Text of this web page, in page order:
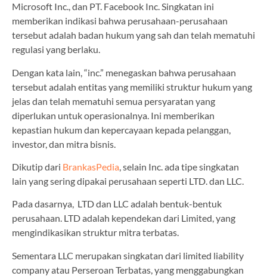
Microsoft Inc., dan PT. Facebook Inc. Singkatan ini
memberikan indikasi bahwa perusahaan-perusahaan
tersebut adalah badan hukum yang sah dan telah mematuhi
regulasi yang berlaku.
Dengan kata lain, “inc.” menegaskan bahwa perusahaan
tersebut adalah entitas yang memiliki struktur hukum yang
jelas dan telah mematuhi semua persyaratan yang
diperlukan untuk operasionalnya. Ini memberikan
kepastian hukum dan kepercayaan kepada pelanggan,
investor, dan mitra bisnis.
Dikutip dari BrankasPedia, selain Inc. ada tipe singkatan
lain yang sering dipakai perusahaan seperti LTD. dan LLC.
Pada dasarnya, LTD dan LLC adalah bentuk-bentuk
perusahaan. LTD adalah kependekan dari Limited, yang
mengindikasikan struktur mitra terbatas.
Sementara LLC merupakan singkatan dari limited liability
company atau Perseroan Terbatas, yang menggabungkan